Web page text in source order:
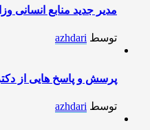
مدیر جدید منابع انسانی
توسط azhdari
پرسش و پاسخ هایی از
توسط azhdari